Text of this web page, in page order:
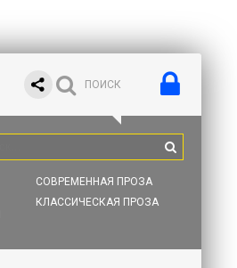
СОВРЕМЕННАЯ ПРОЗА
КЛАССИЧЕСКАЯ ПРОЗА